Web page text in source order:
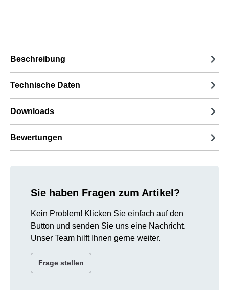
Beschreibung
Technische Daten
Downloads
Bewertungen
Sie haben Fragen zum Artikel?
Kein Problem! Klicken Sie einfach auf den
Button und senden Sie uns eine Nachricht.
Unser Team hilft Ihnen gerne weiter.
Frage stellen